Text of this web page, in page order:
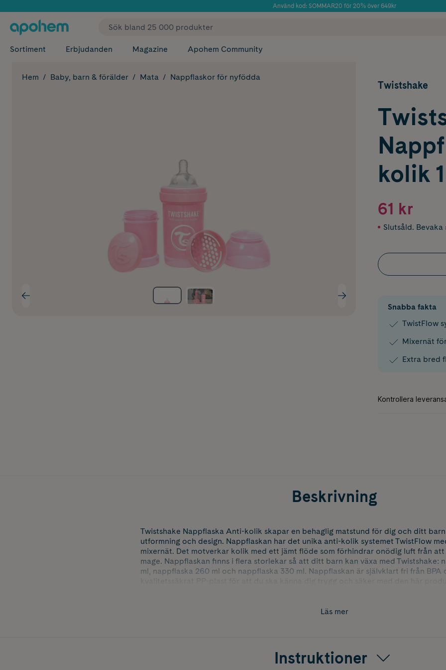
Använd kod: SOMMAR20 för 20% över 649kr
✓ Fri frakt
Sortiment Erbjudanden Magazine Apohem Community
Hem Baby, barn & förälder Mata Nappflaskor för nyfödda
Twistshake
kolik
61 kr
Slutsåld.
Snabba fakta
TwistFlow
Mixernät
Extra bred
Beskrivning
Twistshake Nappflaska Anti-kolik skapar en behaglig matstund för dig och ditt
utformning och design. Nappflaskan har det unika anti-kolik systemet TwistFlow
mixernät. Det motverkar kolik med ett jämt flöde som förhindrar onödig luft från att
mage. Nappflaskan finns i flera storlekar så att ditt barn kan växa med Twistshake:
ml, nappflaska 260 ml och nappflaska 330 ml. Nappflaskan är självklart fri från
kvalitetssäkrat PP-plast för att du ska känna dig trygg och säker med den här
barns pulver till välling eller ersättning i när du ska iväg med ditt barn. Den
greppvänlig design med tjock plast som håller värmen längre. Den tillhörande
Läs mer
Instruktioner